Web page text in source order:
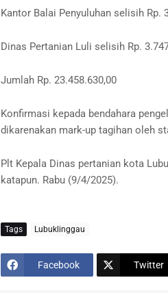
Kantor Balai Penyuluhan selisih Rp.
Dinas Pertanian Luli selisih Rp.
Jumlah Rp. 23.458.630,00
Konfirmasi kepada bendahara
dikarenakan mark-up tagihan oleh
Plt Kepala Dinas pertanian kota
katapun. Rabu (9/4/2025).
Tags Lubuklinggau
Facebook Twitter